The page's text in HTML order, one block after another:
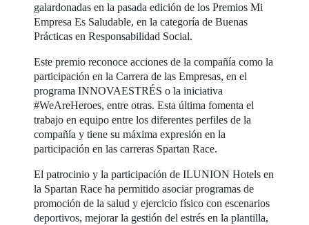
galardonadas en la pasada edición de los Premios Mi
Empresa Es Saludable, en la categoría de Buenas
Prácticas en Responsabilidad Social.
Este premio reconoce acciones de la compañía como la
participación en la Carrera de las Empresas, en el
programa INNOVAESTRÉS o la iniciativa
#WeAreHeroes, entre otras. Esta última fomenta el
trabajo en equipo entre los diferentes perfiles de la
compañía y tiene su máxima expresión en la
participación en las carreras Spartan Race.
El patrocinio y la participación de ILUNION Hotels en
la Spartan Race ha permitido asociar programas de
promoción de la salud y ejercicio físico con escenarios
deportivos, mejorar la gestión del estrés en la plantilla,